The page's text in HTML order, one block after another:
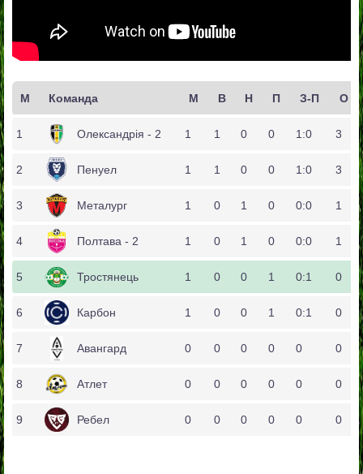
М Команда М В Н П З-П О
Олександрія - 2 1 1 0 0 1:0 3
Пенуел 1 1 0 0 1:0 3
Металург 1 0 1 0 0:0 1
Полтава - 2 1 0 1 0 0:0 1
Тростянець 1 0 0 1 0:1 0
Карбон 1 0 0 1 0:1 0
Авангард 0 0 0 0 0 0
Атлет 0 0 0 0 0 0
Ребел 0 0 0 0 0 0